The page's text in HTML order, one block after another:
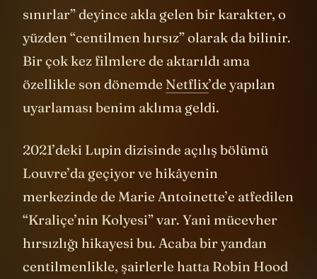
düşünebilirsiniz. Edebiyatta “zekâ, stil, etik
sınırlar” deyince akla gelen bir karakter, o
yüzden “centilmen hırsız” olarak da bilinir.
Bir çok kez filmlere de aktarıldı ama
özellikle son dönemdeNetflix’de yapılan
2021’deki Lupin dizisinde açılış bölümü
Louvre’da geçiyor ve hikâyenin
merkezinde de Marie Antoinette’e atfedilen
“Kraliçe’nin Kolyesi” var. Yani mücevher
hırsızlığı hikayesi bu. Acaba bir yandan